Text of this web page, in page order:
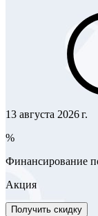
13 августа 2026 г.
%
Финансирование
Акция
Получить скидку